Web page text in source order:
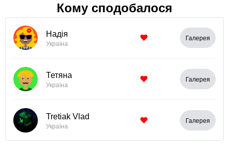
Кому сподобалося
Надія
Україна
Галерея
Тетяна
Україна
Галерея
Tretiak Vlad
Україна
Галерея